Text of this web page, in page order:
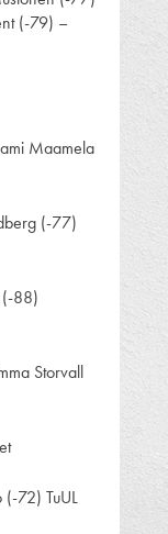
(-79) –
Maamela
(-77)
(-88)
Storvall
72) TuUL